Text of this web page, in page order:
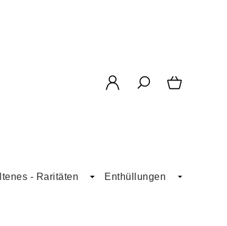
- Raritäten
Enthüllungen